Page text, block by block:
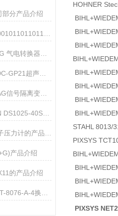
部分产品介绍
ACAM音频传感器和TDC-GP21超声波流量转换器
关于DRAGO DB6200AG信号隔离变送器的产品介绍
关于CD AUTOMATION DS1025-40SZ000020调功器的产品介绍
产品介绍
的产品介绍
HOHNER
STAHL 8013/
PIXSYS
PIXSYS